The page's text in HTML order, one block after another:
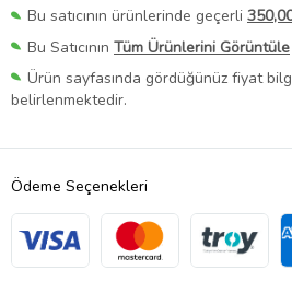
Bu satıcının ürünlerinde geçerli
Bu Satıcının Tüm Ürünlerini Görüntüle
Ürün sayfasında gördüğünüz fiyat
belirlenmektedir.
Ödeme Seçenekleri